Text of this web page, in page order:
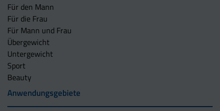
Für den Mann
Für die Frau
Für Mann und Frau
Übergewicht
Untergewicht
Sport
Beauty
Anwendungsgebiete